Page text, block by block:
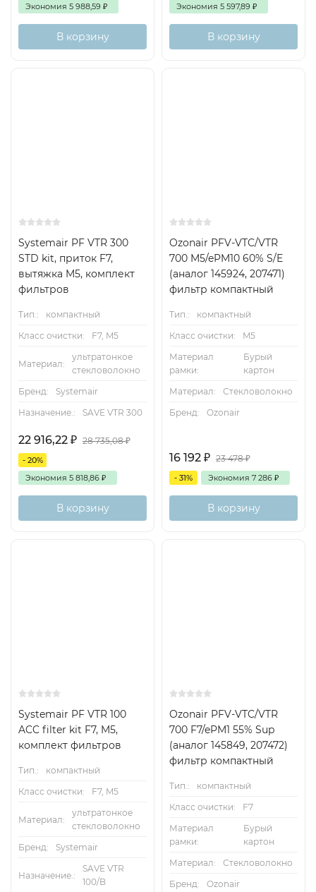
Экономия 5 988,59 ₽
В корзину
Экономия 5 597,89 ₽
В корзину
Systemair PF VTR 300
STD kit, приток F7,
вытяжка M5, комплект
фильтров
Тип.:
компактный
Класс очистки:
F7, M5
Материал:
ультратонкое
стекловолокно
Бренд:
Systemair
Назначение.:
SAVE VTR 300
22 916,22 ₽ 28 735,08₽
- 20%
Экономия 5 818,86 ₽
В корзину
Ozonair PFV-VTC/VTR
700 M5/ePM10 60% S/E
(аналог 145924, 207471)
фильтр компактный
Тип.:
компактный
Класс очистки:
M5
Материал
рамки:
Бурый
картон
Материал:
Стекловолокно
Бренд:
Ozonair
16 192 ₽ 23 478₽
- 31% Экономия 7 286 ₽
В корзину
Systemair PF VTR 100
ACC filter kit F7, M5,
комплект фильтров
Тип.:
компактный
Класс очистки:
F7, M5
Материал:
ультратонкое
стекловолокно
Бренд:
Systemair
Назначение.:
SAVE VTR
100/B
Ozonair PFV-VTC/VTR
700 F7/ePM1 55% Sup
(аналог 145849, 207472)
фильтр компактный
Тип.:
компактный
Класс очистки:
F7
Материал
рамки:
Бурый
картон
Материал:
Стекловолокно
Бренд:
Ozonair